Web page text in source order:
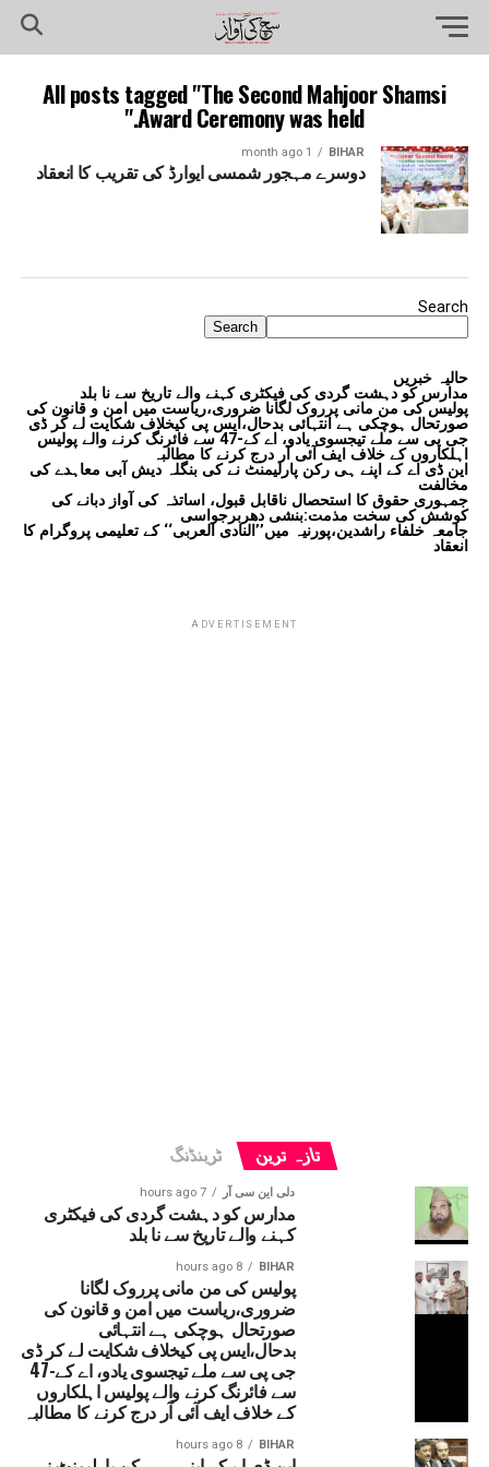
All posts tagged "The Second Mahjoor Shamsi
Award Ceremony was held."
BIHAR
1 month ago
دوسرے مہجور شمسی ایوارڈ کی تقریب کا انعقاد
Search
Search
حالیہ خبریں
مدارس کو دہشت گردی کی فیکٹری کہنے والے تاریخ سے نا بلد
پولیس کی من مانی پرروک لگانا ضروری،ریاست میں امن و قانون کی
صورتحال ہوچکی ہے انتہائی بدحال،ایس پی کیخلاف شکایت لے کر ڈی
جی پی سے ملے تیجسوی یادو، اے کے-47 سے فائرنگ کرنے والے پولیس
اہلکاروں کے خلاف ایف آئی آر درج کرنے کا مطالبہ
این ڈی اے کے اپنے ہی رکن پارلیمنٹ نے کی بنگلہ دیش آبی معاہدے کی
مخالفت
جمہوری حقوق کا استحصال ناقابل قبول، اساتذہ کی آواز دبانے کی
کوشش کی سخت مذمت:بنشی دھربرجواسی
جامعہ خلفاء راشدین،پورنیہ میں’’النادی العربی‘‘ کے تعلیمی پروگرام کا
انعقاد
ADVERTISEMENT
تازہ ترین ٹرینڈنگ
دلی این سی آر 7 hours ago
مدارس کو دہشت گردی کی فیکٹری
کہنے والے تاریخ سے نا بلد
BIHAR
8 hours ago
پولیس کی من مانی پرروک لگانا
ضروری،ریاست میں امن و قانون کی
صورتحال ہوچکی ہے انتہائی
بدحال،ایس پی کیخلاف شکایت لے کر ڈی
جی پی سے ملے تیجسوی یادو، اے کے-47
سے فائرنگ کرنے والے پولیس اہلکاروں
کے خلاف ایف آئی آر درج کرنے کا مطالبہ
BIHAR
8 hours ago